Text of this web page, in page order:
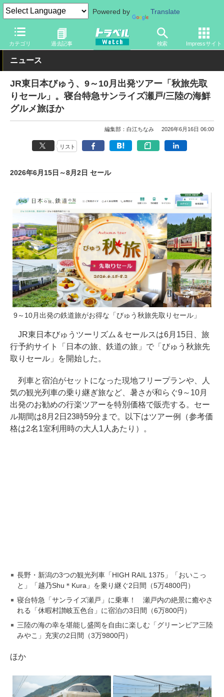
Powered by Translate
カテゴリ 過去記事 検索 Impressサイト
トラベル Watch 企業・政府・官庁 鉄道 JR
ニュース
JR東日本びゅう、9～10月出発ツアー「秋旅先取
りセール」。寝台特急サンライズ瀬戸/三陸の海鮮
グルメ旅ほか
編集部：白江ちなみ 2026年6月16日 06:00
リスト
2026年6月15日～8月2日 セール
9～10月出発の鉄道旅がお得な「びゅう秋旅先取りセール」
JR東日本びゅうツーリズム＆セールスは6月15日、旅
行予約サイト「日本の旅、鉄道の旅」で「びゅう秋旅先
取りセール」を開始した。
列車と宿泊がセットになった現地フリープランや、人
気の観光列車の乗り継ぎ旅など、暑さが和らぐ9～10月
出発のお勧めの行楽ツアーを特別価格で販売する。セー
ル期間は8月2日23時59分まで。以下はツアー例（参考価
格は2名1室利用時の大人1人あたり）。
長野・新潟の3つの観光列車「HIGH RAIL 1375」「おいこっ
と」「越乃Shu＊Kura」を乗り継ぐ2日間（5万4800円）
寝台特急「サンライズ瀬戸」に乗車！ 瀬戸内の絶景に癒やさ
れる「休暇村讃岐五色台」に宿泊の3日間（6万800円）
三陸の海の幸を堪能し盛岡を自由に楽しむ「グリーンピア三陸
みやこ」充実の2日間（3万9800円）
ほか